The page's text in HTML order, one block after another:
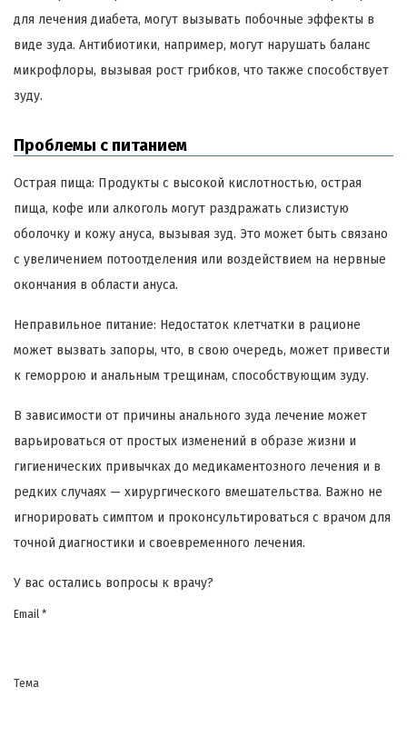
для лечения диабета, могут вызывать побочные эффекты в
виде зуда. Антибиотики, например, могут нарушать баланс
микрофлоры, вызывая рост грибков, что также способствует
зуду.
Проблемы с питанием
Острая пища: Продукты с высокой кислотностью, острая
пища, кофе или алкоголь могут раздражать слизистую
оболочку и кожу ануса, вызывая зуд. Это может быть связано
с увеличением потоотделения или воздействием на нервные
окончания в области ануса.
Неправильное питание: Недостаток клетчатки в рационе
может вызвать запоры, что, в свою очередь, может привести
к геморрою и анальным трещинам, способствующим зуду.
В зависимости от причины анального зуда лечение может
варьироваться от простых изменений в образе жизни и
гигиенических привычках до медикаментозного лечения и в
редких случаях — хирургического вмешательства. Важно не
игнорировать симптом и проконсультироваться с врачом для
точной диагностики и своевременного лечения.
У вас остались вопросы к врачу?
Email *
Тема